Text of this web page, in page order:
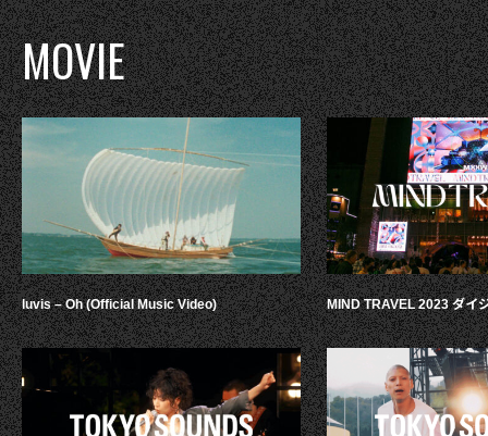
MOVIE
luvis – Oh (Official Music Video) MIND TRAVEL 2023 ダイ